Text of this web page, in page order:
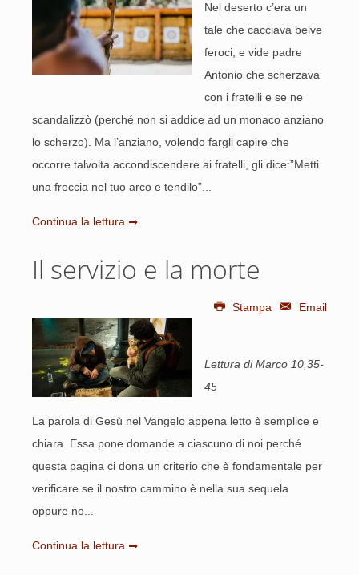
Nel deserto c’era un
tale che cacciava belve
feroci; e vide padre
Antonio che scherzava
con i fratelli e se ne
scandalizzò (perché non si addice ad un monaco anziano
lo scherzo). Ma l’anziano, volendo fargli capire che
occorre talvolta accondiscendere ai fratelli, gli dice:”Metti
una freccia nel tuo arco e tendilo”...
Continua la lettura
Il servizio e la morte
Stampa Email
Lettura di Marco 10,35-
45
La parola di Gesù nel Vangelo appena letto è semplice e
chiara. Essa pone domande a ciascuno di noi perché
questa pagina ci dona un criterio che è fondamentale per
verificare se il nostro cammino è nella sua sequela
oppure no...
Continua la lettura